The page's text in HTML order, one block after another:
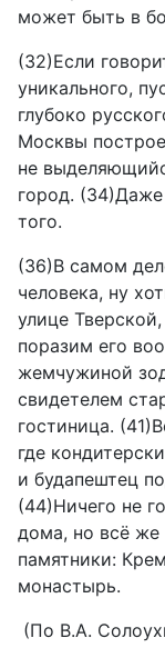
может быть в
(32)Если
уникального,
глубоко
Москвы
не
город.
того.
(36)В самом
человека, ну
улице
поразим его
жемчужиной
свидетелем
гостиница.
где
и будапештец
(44)Ничего не
дома, но всё же
памятники:
монастырь.
(По В.А.